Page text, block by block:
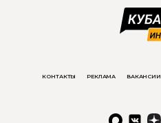
КОНТАКТЫ РЕКЛАМА ВАКАНСИИ